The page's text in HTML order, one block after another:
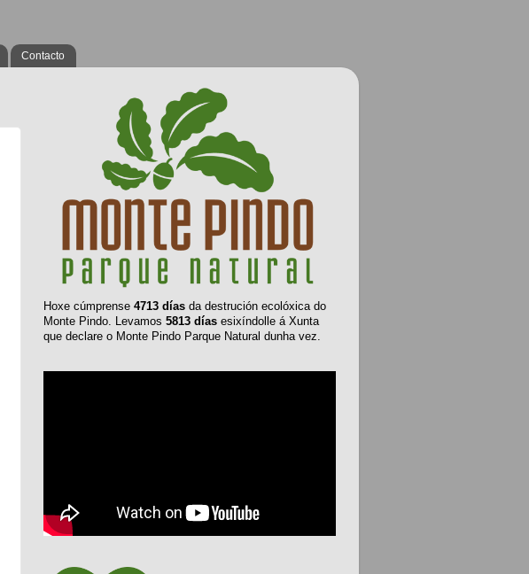
Contacto
Hoxe cúmprense 4713 días da destrución ecolóxica do
Monte Pindo. Levamos 5813 días esixíndolle á Xunta
que declare o Monte Pindo Parque Natural dunha vez.